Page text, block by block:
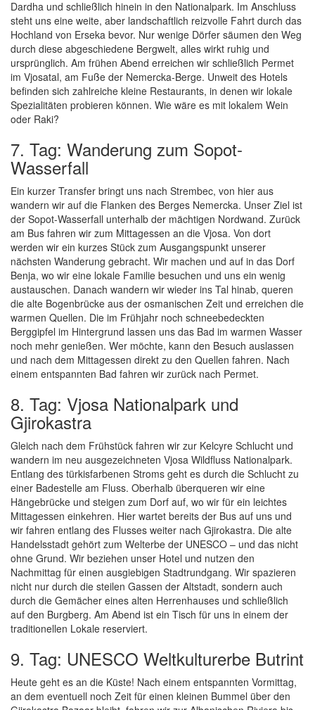
Dardha und schließlich hinein in den Nationalpark. Im Anschluss
steht uns eine weite, aber landschaftlich reizvolle Fahrt durch das
Hochland von Erseka bevor. Nur wenige Dörfer säumen den Weg
durch diese abgeschiedene Bergwelt, alles wirkt ruhig und
ursprünglich. Am frühen Abend erreichen wir schließlich Permet
im Vjosatal, am Fuße der Nemercka-Berge. Unweit des Hotels
befinden sich zahlreiche kleine Restaurants, in denen wir lokale
Spezialitäten probieren können. Wie wäre es mit lokalem Wein
oder Raki?
7. Tag: Wanderung zum Sopot-
Wasserfall
Ein kurzer Transfer bringt uns nach Strembec, von hier aus
wandern wir auf die Flanken des Berges Nemercka. Unser Ziel ist
der Sopot-Wasserfall unterhalb der mächtigen Nordwand. Zurück
am Bus fahren wir zum Mittagessen an die Vjosa. Von dort
werden wir ein kurzes Stück zum Ausgangspunkt unserer
nächsten Wanderung gebracht. Wir machen und auf in das Dorf
Benja, wo wir eine lokale Familie besuchen und uns ein wenig
austauschen. Danach wandern wir wieder ins Tal hinab, queren
die alte Bogenbrücke aus der osmanischen Zeit und erreichen die
warmen Quellen. Die im Frühjahr noch schneebedeckten
Berggipfel im Hintergrund lassen uns das Bad im warmen Wasser
noch mehr genießen. Wer möchte, kann den Besuch auslassen
und nach dem Mittagessen direkt zu den Quellen fahren. Nach
einem entspannten Bad fahren wir zurück nach Permet.
8. Tag: Vjosa Nationalpark und
Gjirokastra
Gleich nach dem Frühstück fahren wir zur Kelcyre Schlucht und
wandern im neu ausgezeichneten Vjosa Wildfluss Nationalpark.
Entlang des türkisfarbenen Stroms geht es durch die Schlucht zu
einer Badestelle am Fluss. Oberhalb überqueren wir eine
Hängebrücke und steigen zum Dorf auf, wo wir für ein leichtes
Mittagessen einkehren. Hier wartet bereits der Bus auf uns und
wir fahren entlang des Flusses weiter nach Gjirokastra. Die alte
Handelsstadt gehört zum Welterbe der UNESCO – und das nicht
ohne Grund. Wir beziehen unser Hotel und nutzen den
Nachmittag für einen ausgiebigen Stadtrundgang. Wir spazieren
nicht nur durch die steilen Gassen der Altstadt, sondern auch
durch die Gemächer eines alten Herrenhauses und schließlich
auf den Burgberg. Am Abend ist ein Tisch für uns in einem der
traditionellen Lokale reserviert.
9. Tag: UNESCO Weltkulturerbe Butrint
Heute geht es an die Küste! Nach einem entspannten Vormittag,
an dem eventuell noch Zeit für einen kleinen Bummel über den